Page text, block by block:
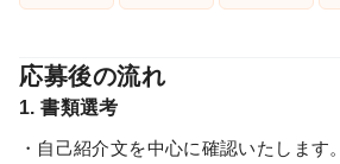
応募後の流れ
1. 書類選考
・自己紹介文を中心に確認いたします。